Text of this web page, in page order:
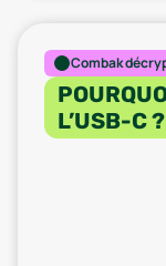
Combak
L’USB-C ?